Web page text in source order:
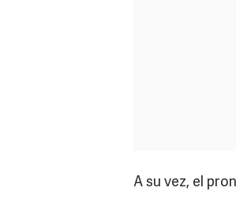
A su vez, el